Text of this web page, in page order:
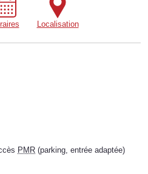
Localisation
PMR (parking, entrée adaptée)